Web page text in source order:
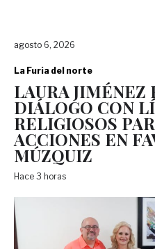
agosto 6, 2026
La Furia del norte
LAURA JIMÉNEZ
DIÁLOGO CON
RELIGIOSOS
ACCIONES EN
MÚZQUIZ
Hace 3 horas